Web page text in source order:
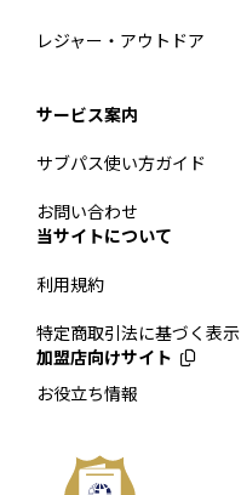
レジャー・アウトドア
サービス案内
サブパス使い方ガイド
お問い合わせ
当サイトについて
利用規約
特定商取引法に基づく表示
加盟店向けサイト
お役立ち情報